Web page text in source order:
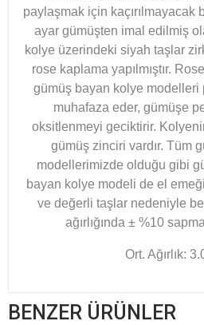
paylaşmak için kaçırılmayacak
ayar gümüşten imal edilmiş
kolye üzerindeki siyah taşlar
rose kaplama yapılmıştır.
gümüş bayan kolye modelleri
muhafaza eder, gümüşe
oksitlenmeyi geciktirir.
gümüş zinciri vardır. Tüm
modellerimizde olduğu gibi
bayan kolye modeli de el
ve değerli taşlar nedeniyle
ağırlığında ± %10
Ort. Ağırlık:
BENZER ÜRÜNLER